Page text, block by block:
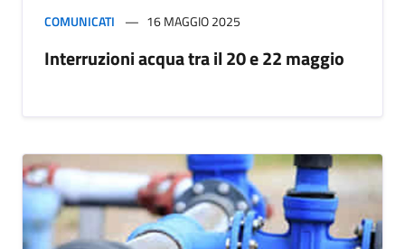
COMUNICATI 16 MAGGIO 2025
Interruzioni acqua tra il 20 e 22 maggio